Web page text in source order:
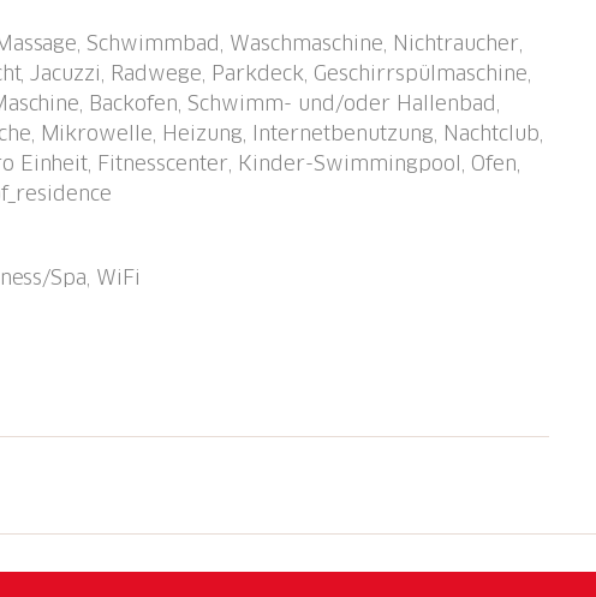
- 15.Okt.) mit Innentreppe. Kinderbecken,
der Anlage: Restaurant, Frühstücksraum, Sauna,
Solarium, Sprudelbad (alles extra), Zentralheizung.
Gemeinschaftsgarage. Einkaufsgeschäft 1.5 km,
1.5 km, Bäckerei 1 km, Bushaltestelle
Bahnstation "Locarno Muralto" 4 km, Sandstrand
Kieselstrand 500 m. Sporthafen 500 m, Golfplatz (18
800 m. Bekannte Seen in der
Lago Maggiore 400 m. ,Wir bitten die Gäste sich bei
Hotel Giardino ist in den Wintermonaten vom
Schwimmbad, Waschmaschine, Nichtraucher,
Jacuzzi, Radwege, Parkdeck, Geschirrspülmaschine,
Backofen, Schwimm- und/oder Hallenbad,
Mikrowelle, Heizung, Internetbenutzung, Nachtclub,
Einheit, Fitnesscenter, Kinder-Swimmingpool, Ofen,
Spa, WiFi